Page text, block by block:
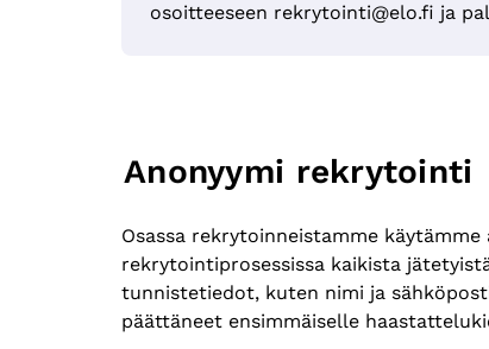
osoitteeseen rekrytointi@elo.fi ja
Anonyymi rekrytointi
Osassa rekrytoinneistamme
rekrytointiprosessissa kaikista
tunnistetiedot, kuten nimi ja
päättäneet ensimmäiselle